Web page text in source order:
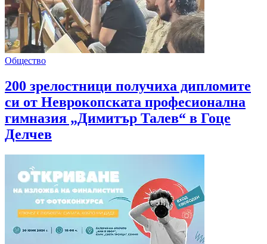
Общество
200 зрелостници получиха дипломите
си от Неврокопската професионална
гимназия „Димитър Талев“ в Гоце
Делчев